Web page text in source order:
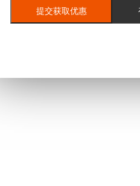
提交获取优惠